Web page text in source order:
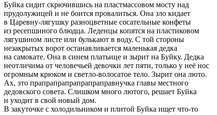
Буйка сидит скрючившись на пластмассовом мосту над
прудолужицей и не боится провалиться. Она зло кидает
в Царевну-лягушку разноцветные сосательные конфеты
из ресепшиного блюдца. Леденцы копятся на пластиковом
лягушином листе или булькают в воду. С той стороны
незакрытых ворот останавливается маленькая дедка
на самокате. Она в синем платьице и зырит на Буйку. Дедка
неотличима от человечьей девочки лет пяти, только у неё нос
огромным крюком и светло-волосатое тело. Зырит она люто.
Ах, это прапрапрапрапрапраправнучка главы местного
дедовского совета. Слишком много лютого, решает Буйка
и уходит в свой новый дом.
В закуточке с холодильником и плитой Буйка ищет что-то